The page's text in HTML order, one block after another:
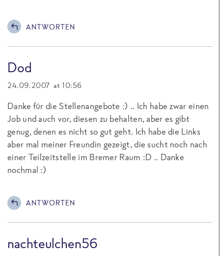
ANTWORTEN
Dod
24.09.2007 at 10:56
Danke für die Stellenangebote :) .. Ich habe zwar einen
Job und auch vor, diesen zu behalten, aber es gibt
genug, denen es nicht so gut geht. Ich habe die Links
aber mal meiner Freundin gezeigt, die sucht noch nach
einer Teilzeitstelle im Bremer Raum :D .. Danke
nochmal :)
ANTWORTEN
nachteulchen56